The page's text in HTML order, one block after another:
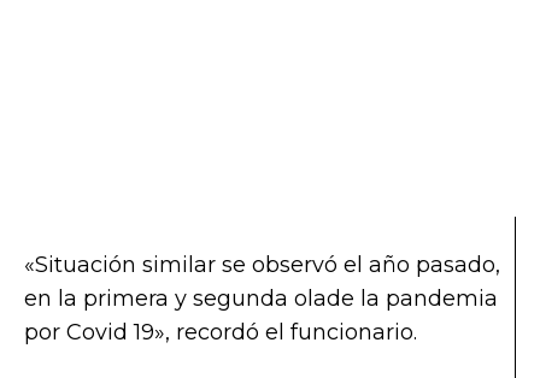
«Situación similar se observó el año pasado,
en la primera y segunda olade la pandemia
por Covid 19», recordó el funcionario.